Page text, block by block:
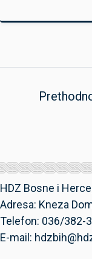
HDZ Bosne i
Adresa: Kneza
Telefon: 036/382-
E-mail: